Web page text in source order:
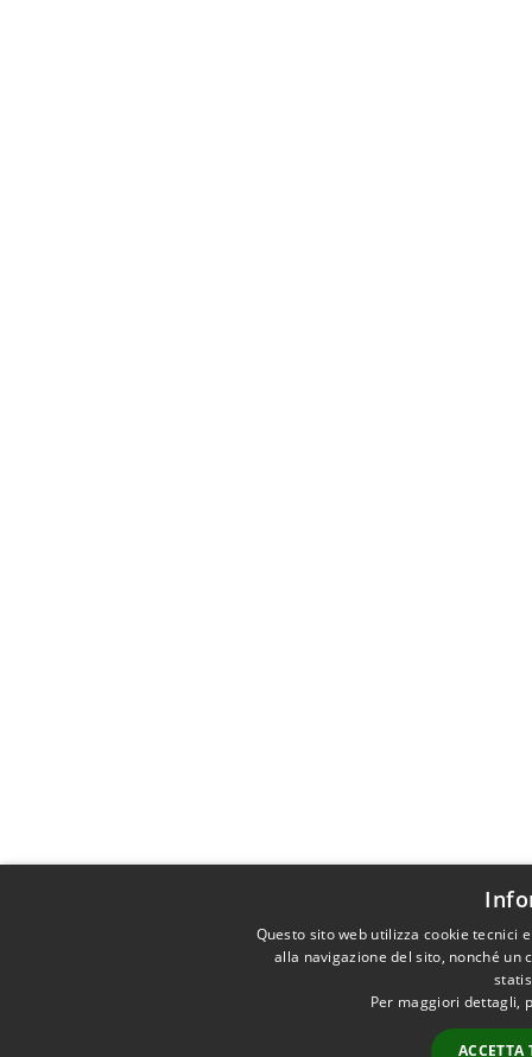
Questo sito web utilizza cookie tecnici
alla navigazione del sito, nonché
Per maggiori dettagli,
ACCETTA